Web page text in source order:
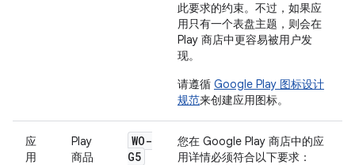
此要求的约束。不过，如果应
用只有一个表盘主题，则会在
Play 商店中更容易被用户发
现。
请遵循 Google Play 图标设计
规范来创建应用图标。
应
用
Play
商品
WO-
G5
您在 Google Play 商店中的应
用详情必须符合以下要求：